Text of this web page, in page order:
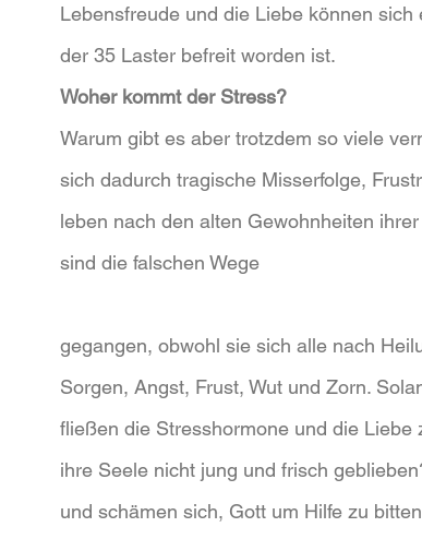
Lebensfreude und die Liebe können
der 35 Laster befreit worden ist.
Woher kommt der Stress?
Warum gibt es aber trotzdem so viele
sich dadurch tragische Misserfolge,
leben nach den alten Gewohnheiten
sind die falschen Wege
gegangen, obwohl sie sich alle nach
Sorgen, Angst, Frust, Wut und Zorn.
fließen die Stresshormone und die Liebe
ihre Seele nicht jung und frisch
und schämen sich, Gott um Hilfe zu